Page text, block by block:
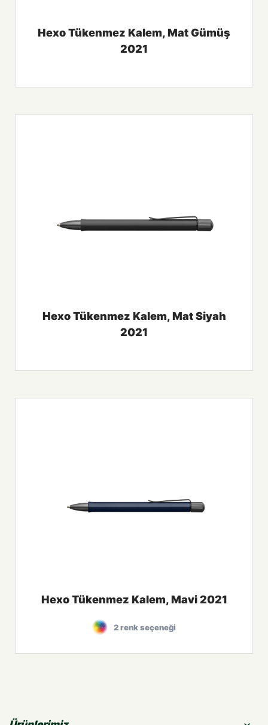
Hexo Tükenmez Kalem, Mat Gümüş
2021
Hexo Tükenmez Kalem, Mat Siyah
2021
Hexo Tükenmez Kalem, Mavi 2021
2 renk seçeneği